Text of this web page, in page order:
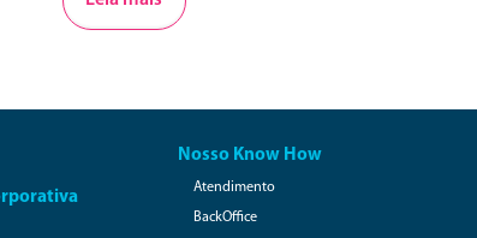
Customer Experience (CX), focar apenas o cliente não é
Nosso Know How
Atendimento
BackOffice